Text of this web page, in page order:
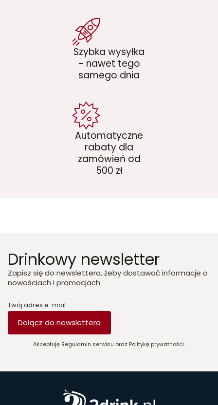
Szybka wysyłka
- nawet tego
samego dnia
Automatyczne
rabaty dla
zamówień od
500 zł
Drinkowy newsletter
Zapisz się do newslettera, żeby dostawać informacje o
nowościach i promocjach
Twój adres e-mail
Dołącz do newslettera
Akceptuję Regulamin serwisu oraz Politykę prywatności.